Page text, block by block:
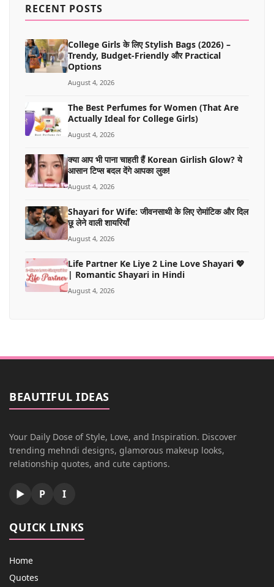
RECENT POSTS
College Girls के लिए Stylish Bags (2026) –
Trendy, Budget-Friendly और Practical
Options
August 4, 2026
The Best Perfumes for Women (That Are
Actually Ideal for College Girls)
August 4, 2026
क्या आप भी पाना चाहती हैं Korean Girlish Glow? ये
आसान टिप्स बदल देंगे आपका लुक!
August 4, 2026
Shayari for Wife: जीवनसाथी के लिए रोमांटिक और दिल
छू लेने वाली शायरियाँ
August 4, 2026
Life Partner Ke Liye 2 Line Love Shayari 💖
| Romantic Shayari in Hindi
August 4, 2026
BEAUTIFUL IDEAS
Your Daily Dose of Style, Love, and Inspiration. Discover
trending mehndi designs, glamorous makeup looks,
relationship quotes, and cute captions.
▶ P I
QUICK LINKS
Home
Quotes